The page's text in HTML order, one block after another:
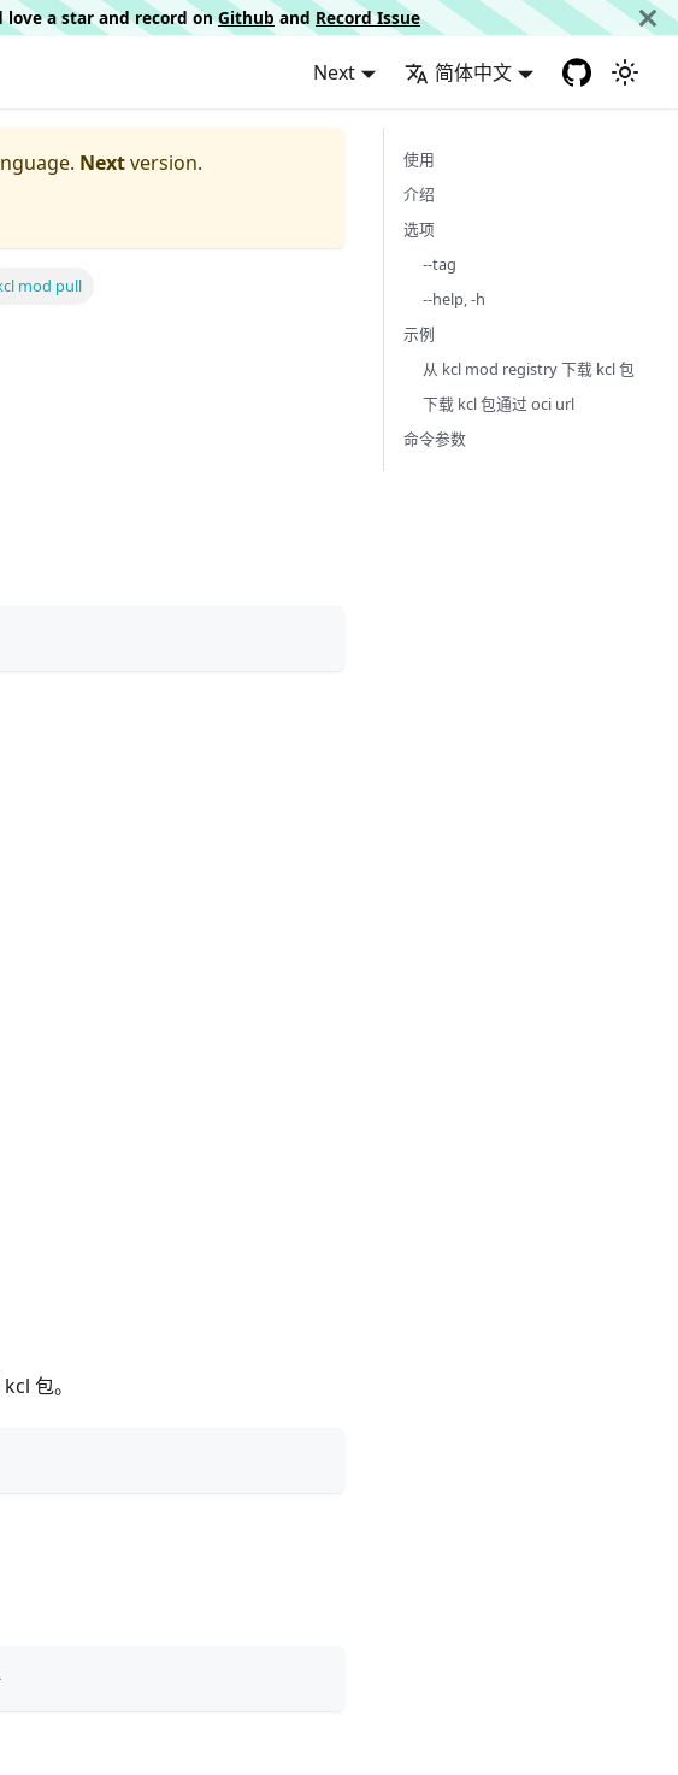
love a star and record onGithub and Record Issue
Next 简体中文
Nextversion.
mod pull
包。
使用
介绍
选项
--tag
--help, -h
示例
从 kcl mod registry 下载 kcl 包
下载 kcl 包通过 oci url
命令参数